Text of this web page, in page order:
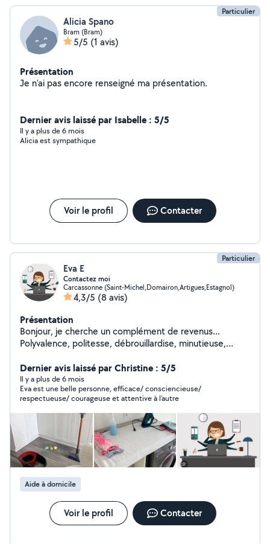
Particulier
Alicia Spano
Bram (Bram)
5/5 (1 avis)
Présentation
Je n'ai pas encore renseigné ma présentation.
Dernier avis laissé par Isabelle : 5/5
Il y a plus de 6 mois
Alicia est sympathique
Voir le profil Contacter
Particulier
Eva E
Contactez moi
Carcassonne (Saint-Michel,Domairon,Artigues,Estagnol)
4,3/5 (8 avis)
Présentation
Bonjour, je cherche un complément de revenus...
Polyvalence, politesse, débrouillardise, minutieuse,
service :) Ps: Le respect mutuel de la vie privée est
primordial
Dernier avis laissé par Christine : 5/5
Il y a plus de 6 mois
Eva est une belle personne, efficace/ consciencieuse/
respectueuse/ courageuse et attentive à l’autre
Aide à domicile
Voir le profil Contacter